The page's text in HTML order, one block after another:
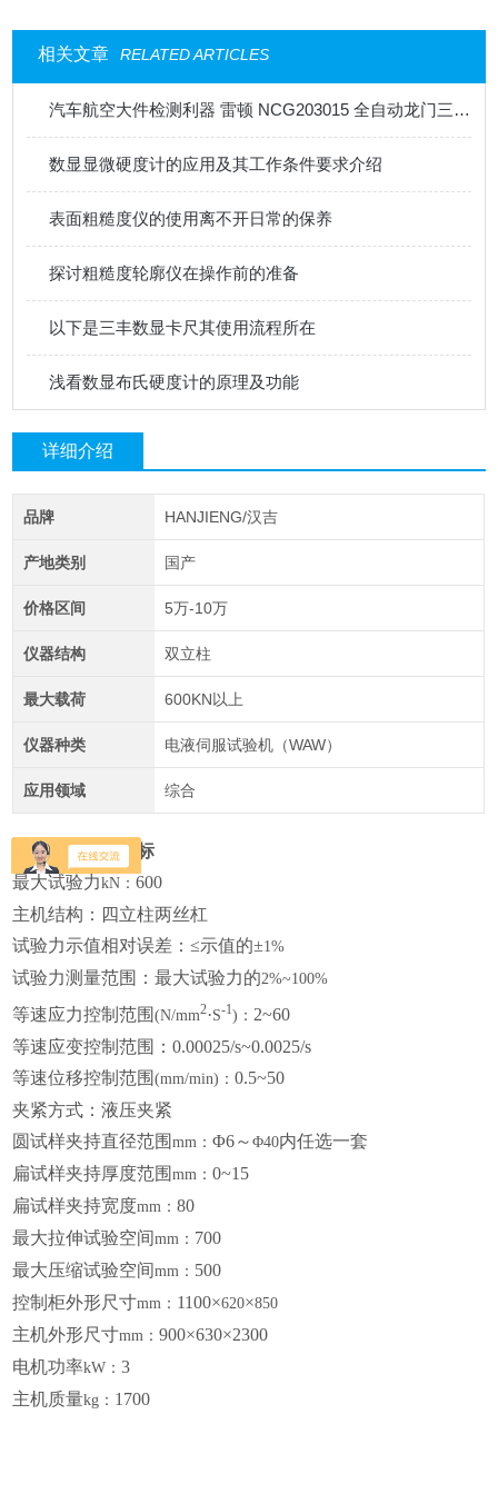
相关文章 RELATED ARTICLES
汽车航空大件检测利器 雷顿 NCG203015 全自动龙门三坐标测量仪测评报告
数显显微硬度计的应用及其工作条件要求介绍
表面粗糙度仪的使用离不开日常的保养
探讨粗糙度轮廓仪在操作前的准备
以下是三丰数显卡尺其使用流程所在
浅看数显布氏硬度计的原理及功能
详细介绍
品牌 HANJIENG/汉吉
产地类别 国产
价格区间 5万-10万
仪器结构 双立柱
最大载荷 600KN以上
仪器种类 电液伺服试验机（WAW）
应用领域 综合
主要性能技术指标
最大试验力kN：600
主机结构： 四立柱两丝杠
试验力示值相对误差：≤示值的±1%
试验力测量范围：最大试验力的2%~100%
等速应力控制范围(N/mm2·S-1)： 2~60
等速应变控制范围：0.00025/s~0.0025/s
等速位移控制范围(mm/min)：0.5~50
夹紧方式：液压夹紧
圆试样夹持直径范围mm：Φ6～Φ40内任选一套
扁试样夹持厚度范围mm：0~15
扁试样夹持宽度mm：80
最大拉伸试验空间mm： 700
最大压缩试验空间mm： 500
控制柜外形尺寸mm： 1100×620×850
主机外形尺寸mm：900×630×2300
电机功率kW：3
主机质量kg： 1700